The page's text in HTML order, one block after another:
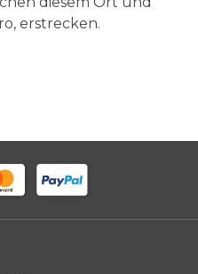
erstrecken.